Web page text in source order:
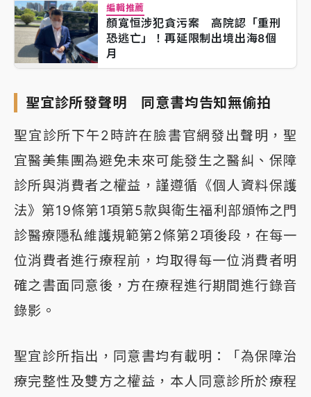
編輯推薦
顏寬恒涉犯貪污案 高院認「重刑
恐逃亡」！再延限制出境出海8個
月
聖宜診所發聲明 同意書均告知無偷拍
聖宜診所下午2時許在臉書官網發出聲明，聖
宜醫美集團為避免未來可能發生之醫糾、保障
診所與消費者之權益，謹遵循《個人資料保護
法》第19條第1項第5款與衛生福利部頒怖之門
診醫療隱私維護規範第2條第2項後段，在每一
位消費者進行療程前，均取得每一位消費者明
確之書面同意後，方在療程進行期間進行錄音
錄影。
聖宜診所指出，同意書均有載明：「為保障治
療完整性及雙方之權益，本人同意診所於療程